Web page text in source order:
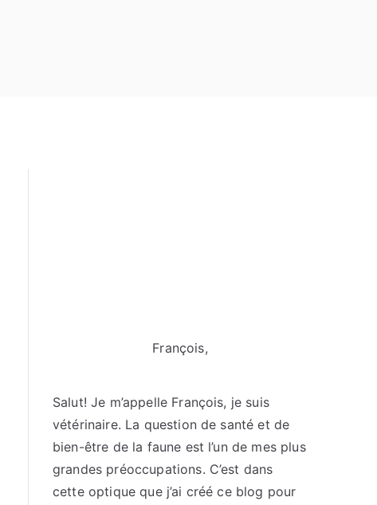
François,
Salut! Je m’appelle François, je suis
vétérinaire. La question de santé et de
bien-être de la faune est l’un de mes plus
grandes préoccupations. C’est dans
cette optique que j’ai créé ce blog pour